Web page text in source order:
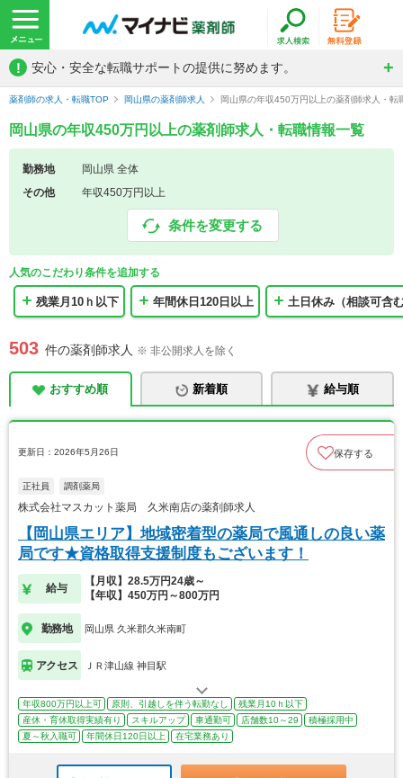
! 安心・安全な転職サポートの提供に努めます。
薬剤師の求人・転職TOP 岡山県の薬剤師求人 岡山県の年収450万円以上の薬剤師求人・転
岡山県の年収450万円以上の薬剤師求人・転職情報一覧
勤務地
岡山県 全体
その他
年収450万円以上
条件を変更する
人気のこだわり条件を追加する
残業月10ｈ以下 年間休日120日以上 土日休み（相談可含
503 件の薬剤師求人 ※ 非公開求人を除く
おすすめ順 新着順 給与順
更新日：2026年5月26日 保存する
正社員 調剤薬局
株式会社マスカット薬局 久米南店の薬剤師求人
【岡山県エリア】地域密着型の薬局で風通しの良い薬
局です★資格取得支援制度もございます！
給与
【月収】28.5万円24歳～
【年収】450万円～800万円
勤務地 岡山県 久米郡久米南町
アクセス ＪＲ津山線 神目駅
年収800万円以上可 原則、引越しを伴う転勤なし
残業月10ｈ以下
産休・育休取得実績有り
スキルアップ 車通勤可 店舗数10～29
積極採用中
夏～秋入職可
年間休日120日以上 在宅業務あり